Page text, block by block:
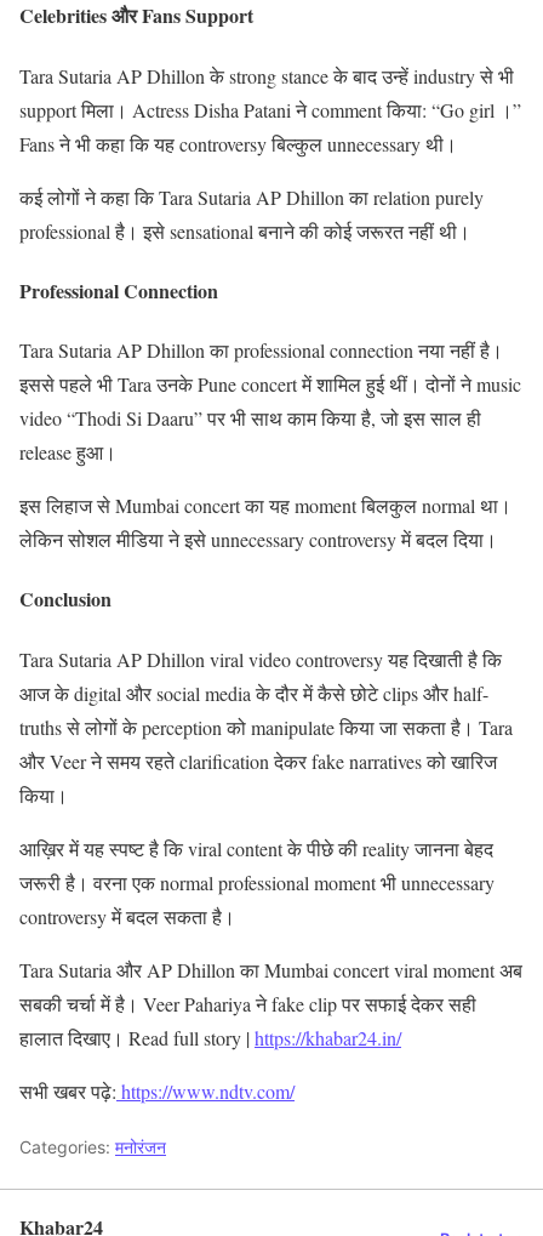
Celebrities और Fans Support
Tara Sutaria AP Dhillon के strong stance के बाद उन्हें industry से भी
support मिला। Actress Disha Patani ने comment किया: “Go girl ।”
Fans ने भी कहा कि यह controversy बिल्कुल unnecessary थी।
कई लोगों ने कहा कि Tara Sutaria AP Dhillon का relation purely
professional है। इसे sensational बनाने की कोई जरूरत नहीं थी।
Professional Connection
Tara Sutaria AP Dhillon का professional connection नया नहीं है।
इससे पहले भी Tara उनके Pune concert में शामिल हुई थीं। दोनों ने music
video “Thodi Si Daaru” पर भी साथ काम किया है, जो इस साल ही
release हुआ।
इस लिहाज से Mumbai concert का यह moment बिलकुल normal था।
लेकिन सोशल मीडिया ने इसे unnecessary controversy में बदल दिया।
Conclusion
Tara Sutaria AP Dhillon viral video controversy यह दिखाती है कि
आज के digital और social media के दौर में कैसे छोटे clips और half-
truths से लोगों के perception को manipulate किया जा सकता है। Tara
और Veer ने समय रहते clarification देकर fake narratives को खारिज
किया।
आख़िर में यह स्पष्ट है कि viral content के पीछे की reality जानना बेहद
जरूरी है। वरना एक normal professional moment भी unnecessary
controversy में बदल सकता है।
Tara Sutaria और AP Dhillon का Mumbai concert viral moment अब
सबकी चर्चा में है। Veer Pahariya ने fake clip पर सफाई देकर सही
हालात दिखाए। Read full story |https://khabar24.in/
सभी खबर पढ़े: https://www.ndtv.com/
Categories: मनोरंजन
Khabar24